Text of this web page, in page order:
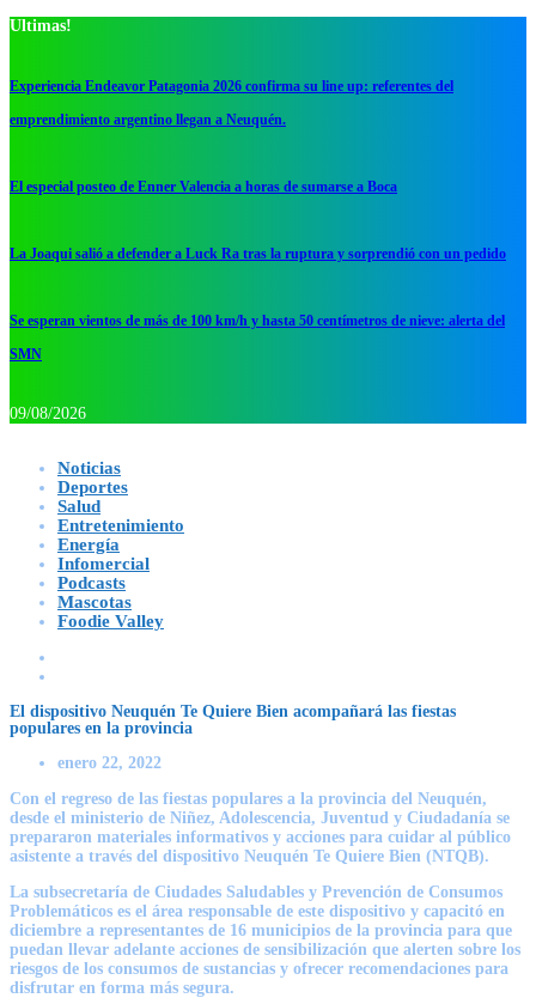
Ultimas!
Experiencia Endeavor Patagonia 2026 confirma su line up: referentes del
emprendimiento argentino llegan a Neuquén.
El especial posteo de Enner Valencia a horas de sumarse a Boca
La Joaqui salió a defender a Luck Ra tras la ruptura y sorprendió con un pedido
Se esperan vientos de más de 100 km/h y hasta 50 centímetros de nieve: alerta del
SMN
09/08/2026
Noticias
Deportes
Salud
Entretenimiento
Energía
Infomercial
Podcasts
Mascotas
Foodie Valley
El dispositivo Neuquén Te Quiere Bien acompañará las fiestas
populares en la provincia
enero 22, 2022
Con el regreso de las fiestas populares a la provincia del Neuquén,
desde el ministerio de Niñez, Adolescencia, Juventud y Ciudadanía se
prepararon materiales informativos y acciones para cuidar al público
asistente a través del dispositivo Neuquén Te Quiere Bien (NTQB).
La subsecretaría de Ciudades Saludables y Prevención de Consumos
Problemáticos es el área responsable de este dispositivo y capacitó en
diciembre a representantes de 16 municipios de la provincia para que
puedan llevar adelante acciones de sensibilización que alerten sobre los
riesgos de los consumos de sustancias y ofrecer recomendaciones para
disfrutar en forma más segura.